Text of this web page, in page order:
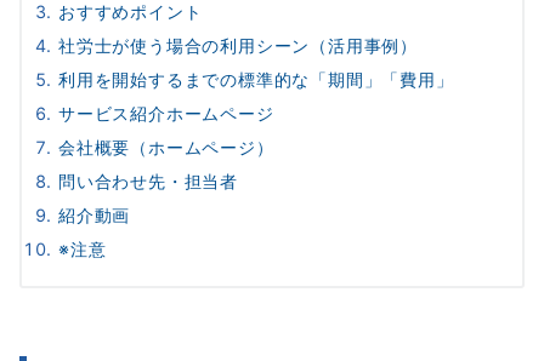
おすすめポイント
社労士が使う場合の利用シーン（活用事例）
利用を開始するまでの標準的な「期間」「費用」
サービス紹介ホームページ
会社概要（ホームページ）
問い合わせ先・担当者
紹介動画
※注意